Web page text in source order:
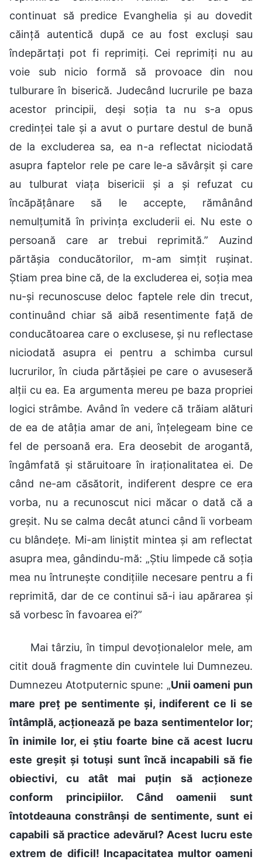
continuat să predice Evanghelia și au dovedit
căință autentică după ce au fost excluși sau
îndepărtați pot fi reprimiți. Cei reprimiți nu au
voie sub nicio formă să provoace din nou
tulburare în biserică. Judecând lucrurile pe baza
acestor principii, deși soția ta nu s-a opus
credinței tale și a avut o purtare destul de bună
de la excluderea sa, ea n-a reflectat niciodată
asupra faptelor rele pe care le-a săvârșit și care
au tulburat viața bisericii și a și refuzat cu
încăpățânare să le accepte, rămânând
nemulțumită în privința excluderii ei. Nu este o
persoană care ar trebui reprimită.” Auzind
părtășia conducătorilor, m-am simțit rușinat.
Știam prea bine că, de la excluderea ei, soția mea
nu-și recunoscuse deloc faptele rele din trecut,
continuând chiar să aibă resentimente față de
conducătoarea care o exclusese, și nu reflectase
niciodată asupra ei pentru a schimba cursul
lucrurilor, în ciuda părtășiei pe care o avuseseră
alții cu ea. Ea argumenta mereu pe baza propriei
logici strâmbe. Având în vedere că trăiam alături
de ea de atâția amar de ani, înțelegeam bine ce
fel de persoană era. Era deosebit de arogantă,
îngâmfată și stăruitoare în iraționalitatea ei. De
când ne-am căsătorit, indiferent despre ce era
vorba, nu a recunoscut nici măcar o dată că a
greșit. Nu se calma decât atunci când îi vorbeam
cu blândețe. Mi-am liniștit mintea și am reflectat
asupra mea, gândindu-mă: „Știu limpede că soția
mea nu întrunește condițiile necesare pentru a fi
reprimită, dar de ce continui să-i iau apărarea și
să vorbesc în favoarea ei?”
Mai târziu, în timpul devoționalelor mele, am
citit două fragmente din cuvintele lui Dumnezeu.
Dumnezeu Atotputernic spune: „Unii oameni pun
mare preț pe sentimente și, indiferent ce li se
întâmplă, acționează pe baza sentimentelor lor;
în inimile lor, ei știu foarte bine că acest lucru
este greșit și totuși sunt încă incapabili să fie
obiectivi, cu atât mai puțin să acționeze
conform principiilor. Când oamenii sunt
întotdeauna constrânși de sentimente, sunt ei
capabili să practice adevărul? Acest lucru este
extrem de dificil! Incapacitatea multor oameni